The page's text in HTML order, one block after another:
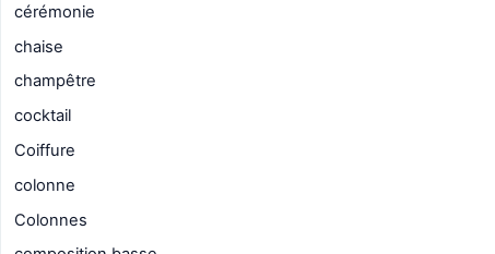
cérémonie
chaise
champêtre
cocktail
Coiffure
colonne
Colonnes